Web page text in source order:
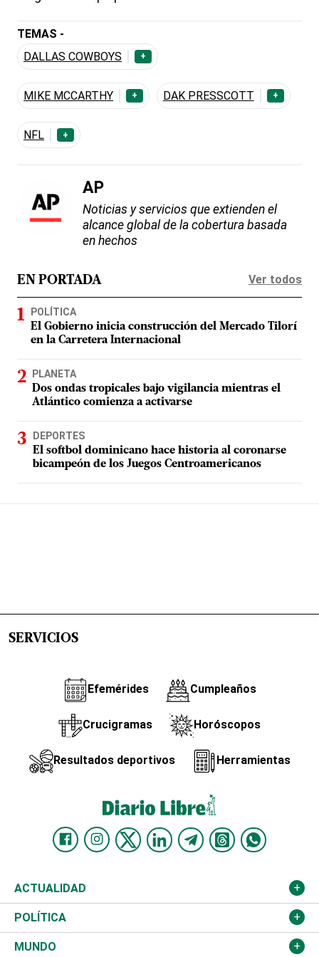
TEMAS -
DALLAS COWBOYS
+
MIKE MCCARTHY + DAK PRESSCOTT +
NFL +
AP
Noticias y servicios que extienden el
alcance global de la cobertura basada
en hechos
EN PORTADA Ver todos
POLÍTICA
El Gobierno inicia construcción del Mercado Tilorí
en la Carretera Internacional
PLANETA
Dos ondas tropicales bajo vigilancia mientras el
Atlántico comienza a activarse
DEPORTES
El softbol dominicano hace historia al coronarse
bicampeón de los Juegos Centroamericanos
SERVICIOS
Efemérides Cumpleaños
Crucigramas Horóscopos
Resultados deportivos Herramientas
ACTUALIDAD
Nacional
Ciudad
POLÍTICA
Partidos
MUNDO